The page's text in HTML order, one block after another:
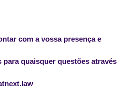
com a vossa presença e
quaisquer questões através